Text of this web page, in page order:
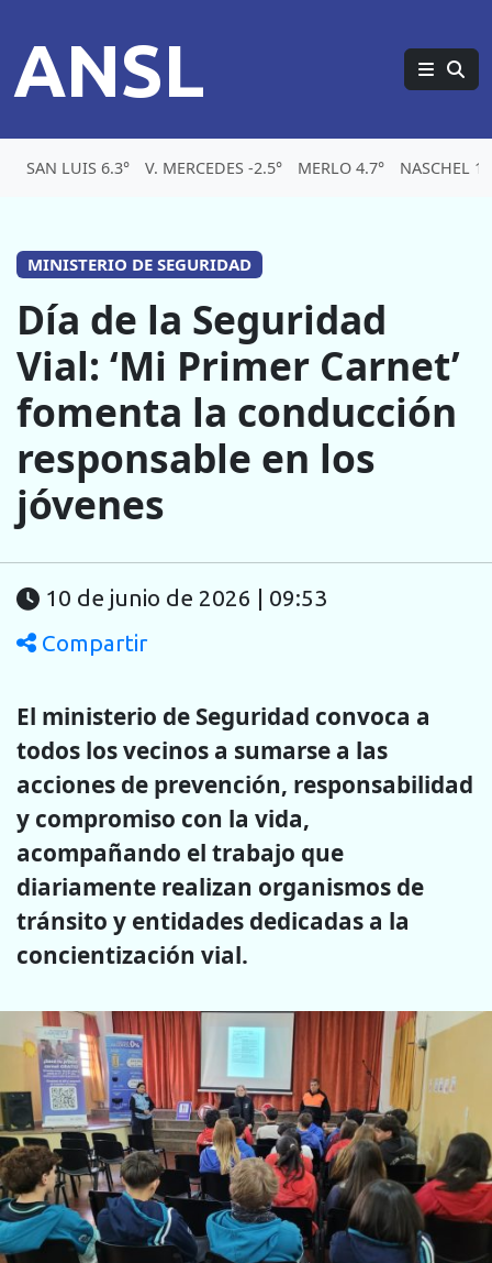
ANSL
SAN LUIS 6.3° V. MERCEDES -2.5° MERLO 4.7° NASCHEL
MINISTERIO DE SEGURIDAD
Día de la Seguridad
Vial: ‘Mi Primer Carnet’
fomenta la conducción
responsable en los
jóvenes
10 de junio de 2026 | 09:53
Compartir
El ministerio de Seguridad convoca a
todos los vecinos a sumarse a las
acciones de prevención, responsabilidad
y compromiso con la vida,
acompañando el trabajo que
diariamente realizan organismos de
tránsito y entidades dedicadas a la
concientización vial.